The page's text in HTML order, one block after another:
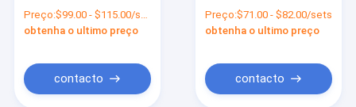
medidor de nível de
líquido resistente à
Preço:$99.00 - $115.00/sets
obtenha o ultimo preço
contacto
UBPT500-601TY para
medição de pressão
Preço:$71.00 - $82.00/sets
obtenha o ultimo preço
contacto